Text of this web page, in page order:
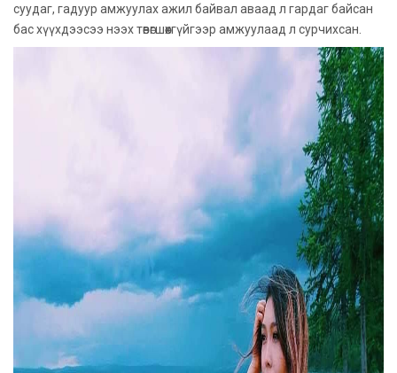
суудаг, гадуур амжуулах ажил байвал аваад л гардаг байсан
бас хүүхдээсээ нээх төвөгшөөхгүйгээр амжуулаад л сурчихсан.